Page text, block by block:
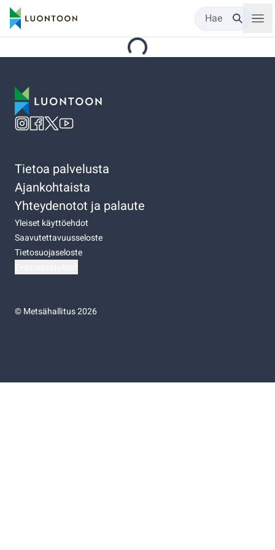
Hae
Tietoa palvelusta
Ajankohtaista
Yhteydenotot ja palaute
Yleiset käyttöehdot
Saavutettavuusseloste
Tietosuojaseloste
©Metsähallitus 2026